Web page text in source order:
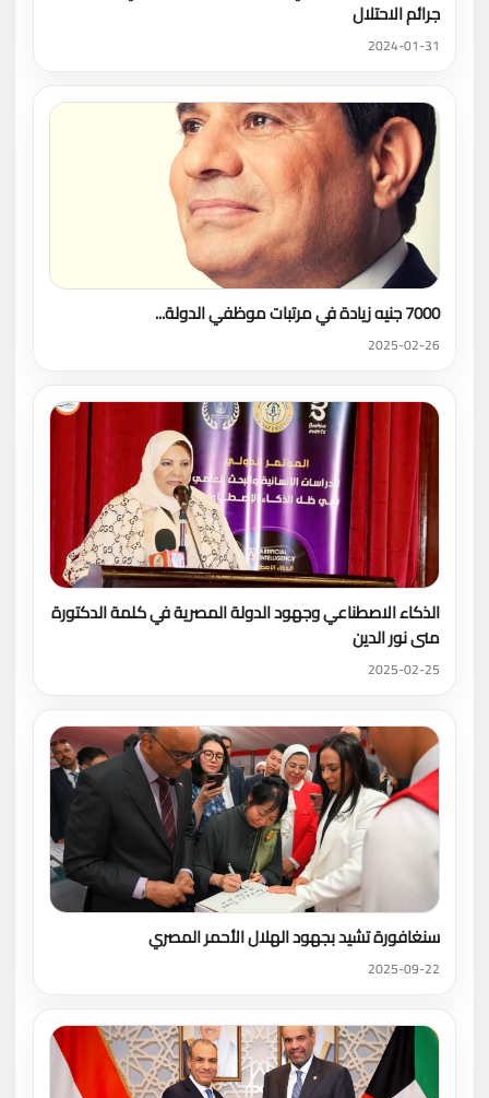
جرائم الاحتلال
2024-01-31
7000 جنيه زيادة في مرتبات موظفي الدولة...
2025-02-26
الذكاء الاصطناعي وجهود الدولة المصرية في كلمة الدكتورة
منى نور الدين
2025-02-25
سنغافورة تشيد بجهود الهلال الأحمر المصري
2025-09-22